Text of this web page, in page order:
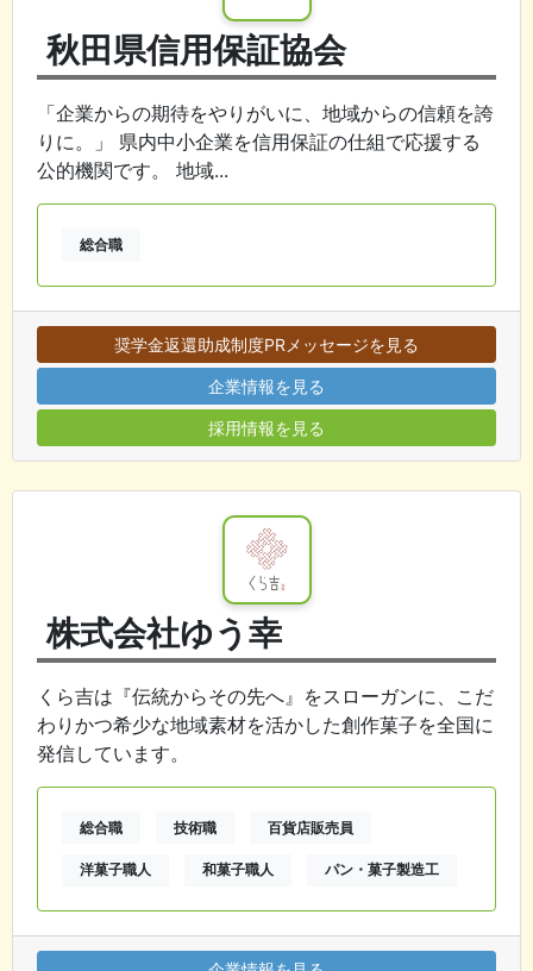
秋田県信用保証協会
「企業からの期待をやりがいに、地域からの信頼を誇
りに。」 県内中小企業を信用保証の仕組で応援する
公的機関です。 地域...
総合職
奨学金返還助成制度PRメッセージを見る
企業情報を見る
採用情報を見る
株式会社ゆう幸
くら吉は『伝統からその先へ』をスローガンに、こだ
わりかつ希少な地域素材を活かした創作菓子を全国に
発信しています。
総合職 技術職 百貨店販売員
洋菓子職人 和菓子職人 パン・菓子製造工